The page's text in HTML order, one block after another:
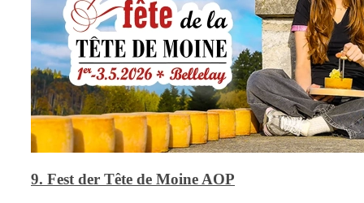
9. Fest der Tête de Moine AOP